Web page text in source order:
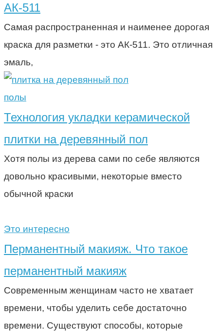
АК-511
Самая распространенная и наименее дорогая
краска для разметки - это АК-511. Это отличная
эмаль,
полы
Технология укладки керамической
плитки на деревянный пол
Хотя полы из дерева сами по себе являются
довольно красивыми, некоторые вместо
обычной краски
Это интересно
Перманентный макияж. Что такое
перманентный макияж
Современным женщинам часто не хватает
времени, чтобы уделить себе достаточно
времени. Существуют способы, которые